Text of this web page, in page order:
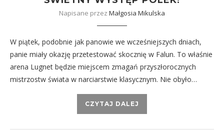
Napisane przez Małgosia Mikulska
W piątek, podobnie jak panowie we wcześniejszych dniach,
panie miały okazję przetestować skocznię w Falun. To właśnie
arena Lugnet będzie miejscem zmagań przyszłorocznych
mistrzostw świata w narciarstwie klasycznym. Nie obyło…
CZYTAJ DALEJ